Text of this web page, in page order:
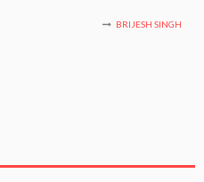
BRIJESH SINGH